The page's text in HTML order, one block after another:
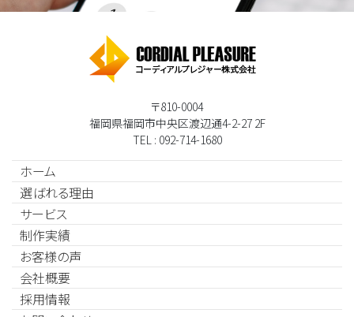
〒810-0004
福岡県福岡市中央区渡辺通4-2-27 2F
TEL : 092-714-1680
ホーム
選ばれる理由
サービス
制作実績
お客様の声
会社概要
採用情報